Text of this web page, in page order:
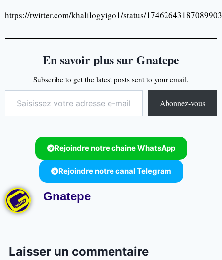
https://twitter.com/khalilogyigo1/status/
En savoir plus sur Gnatepe
Subscribe to get the latest posts sent to your email.
Abonnez-vous
Rejoindre notre chaine WhatsApp
Rejoindre notre canal Telegram
Gnatepe
Laisser un commentaire